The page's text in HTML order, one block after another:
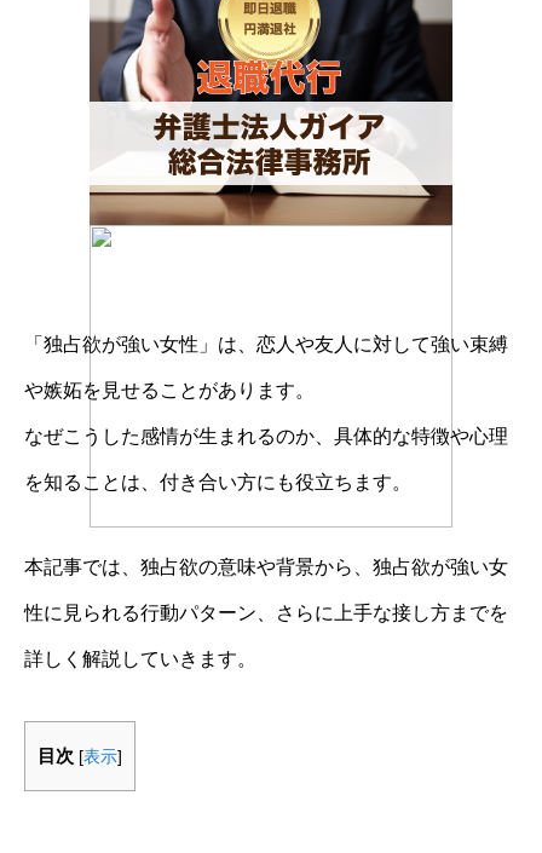
「独占欲が強い女性」は、恋人や友人に対して強い束縛
や嫉妬を見せることがあります。
なぜこうした感情が生まれるのか、具体的な特徴や心理
を知ることは、付き合い方にも役立ちます。
本記事では、独占欲の意味や背景から、独占欲が強い女
性に見られる行動パターン、さらに上手な接し方までを
詳しく解説していきます。
目次 [表示]